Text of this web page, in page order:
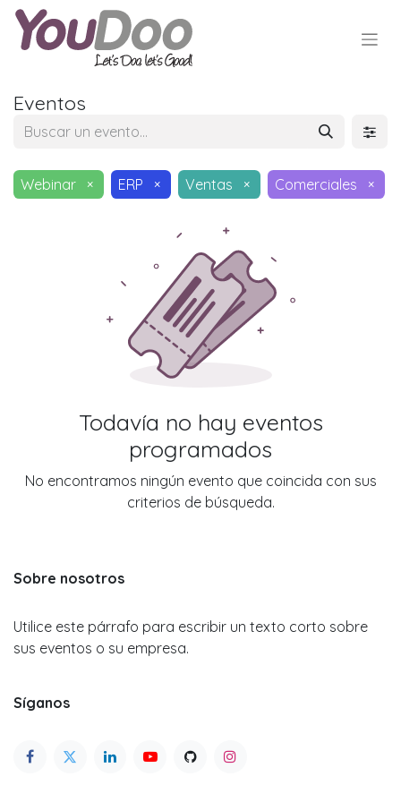
Eventos
Webinar × ERP × Ventas × Comerciales ×
Todavía no hay eventos
programados
No encontramos ningún evento que coincida con sus
criterios de búsqueda.
Sobre nosotros
Utilice este párrafo para escribir un texto corto sobre
sus eventos o su empresa.
Síganos